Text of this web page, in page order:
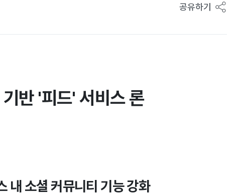
공유하기
반 '피드' 서비스 론
내 소셜 커뮤니티 기능 강화